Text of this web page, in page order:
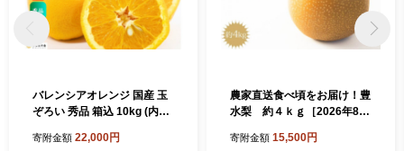
バレンシアオレンジ 国産 玉
ぞろい 秀品 箱込 10kg (内容
ずれか 和歌山県産 産地直送
寄附金額 22,000円
農家直送食べ頃をお届け！豊
水梨 約４ｋｇ［2026年8月
寄附金額 15,500円